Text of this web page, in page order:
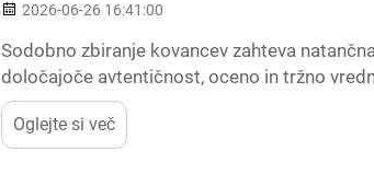
2026-06-26 16:41:00
Sodobno zbiranje kovancev zahteva
določajoče avtentičnost, oceno in tržno
kovance spremeni vaše izkušnje z
prostim očesom nevidne...
Oglejte si več